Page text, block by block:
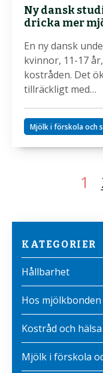
KATEGORIER
Hållbarhet
Hos mjölkbonden
Kostråd och hälsa
Mjölk i förskola
Ny dansk
dricka mer
En ny dansk
kvinnor, 11-17
kostråden. Det
tillräckligt med…
Mjölk i förskola och
inlägg
1